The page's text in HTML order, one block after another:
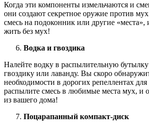
Когда эти компоненты измельчаются и
они создают секретное оружие против
смесь на подоконник или другие «места»,
жить без мух!
Водка и гвоздика
Налейте водку в распылительную бутылку
гвоздику или лаванду. Вы скоро
необходимости в дорогих репеллентах
распылите смесь в любимые места мух, и
из вашего дома!
Поцарапанный компакт-диск